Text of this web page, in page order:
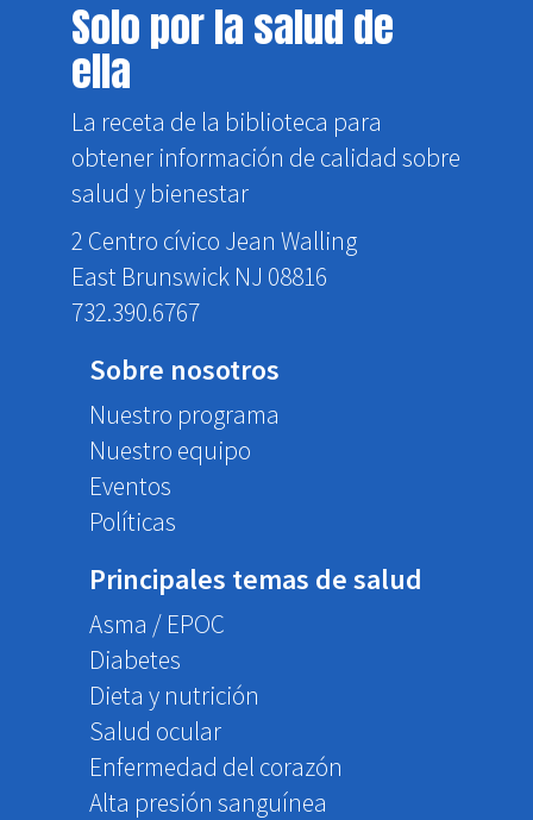
Solo por la salud de
ella
La receta de la biblioteca para
obtener información de calidad sobre
salud y bienestar
2 Centro cívico Jean Walling
East Brunswick NJ 08816
732.390.6767
Sobre nosotros
Nuestro programa
Nuestro equipo
Eventos
Políticas
Principales temas de salud
Asma / EPOC
Diabetes
Dieta y nutrición
Salud ocular
Enfermedad del corazón
Alta presión sanguínea